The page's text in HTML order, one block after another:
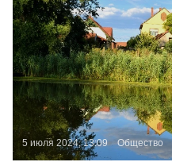
5 июля 2024, 13:09 Общество